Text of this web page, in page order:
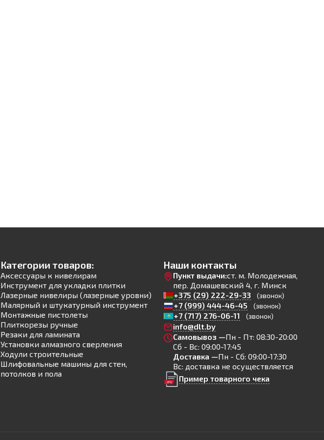
Категории товаров:
Аксессуары к нивелирам
Инструмент для укладки плитки
Лазерные нивелиры (лазерные уровни)
Малярный и штукатурный инструмент
Монтажные пистолеты
Плиткорезы ручные
Резаки для ламината
Установки алмазного сверления
Ходули строительные
Шлифовальные машины для стен,
потолков и пола
Наши контакты
Пункт выдачи:ст. м. Молодежная,
пер. Домашевский 4, г. Минск
+375 (29) 222-29-33
(звонок)
+7 (999) 444-46-45 (звонок)
+7 (717) 276-06-11 (звонок)
info@dlt.by
Самовывоз —Пн - Пт: 08:30-20:00
Сб - Вс: 09:00-17:45
Доставка —Пн - Сб: 09:00-17:30
Вс: доставка не осуществляется
Пример товарного чека